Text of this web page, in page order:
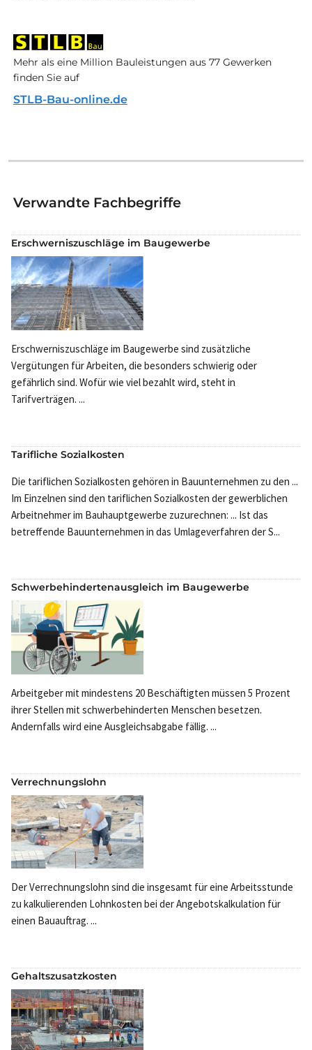
Mehr als eine Million Bauleistungen aus 77 Gewerken
finden Sie auf
STLB-Bau-online.de
Verwandte Fachbegriffe
Erschwerniszuschläge im Baugewerbe
Erschwerniszuschläge im Baugewerbe sind zusätzliche
Vergütungen für Arbeiten, die besonders schwierig oder
gefährlich sind. Wofür wie viel bezahlt wird, steht in
Tarifverträgen. ...
Tarifliche Sozialkosten
Die tariflichen Sozialkosten gehören in Bauunternehmen zu den ...
Im Einzelnen sind den tariflichen Sozialkosten der gewerblichen
Arbeitnehmer im Bauhauptgewerbe zuzurechnen: ... Ist das
betreffende Bauunternehmen in das Umlageverfahren der S...
Schwerbehindertenausgleich im Baugewerbe
Arbeitgeber mit mindestens 20 Beschäftigten müssen 5 Prozent
ihrer Stellen mit schwerbehinderten Menschen besetzen.
Andernfalls wird eine Ausgleichsabgabe fällig. ...
Verrechnungslohn
Der Verrechnungslohn sind die insgesamt für eine Arbeitsstunde
zu kalkulierenden Lohnkosten bei der Angebotskalkulation für
einen Bauauftrag. ...
Gehaltszusatzkosten